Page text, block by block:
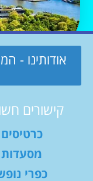
אודותינו -
קישורים
כרטיסים
מסעדות
כפרי